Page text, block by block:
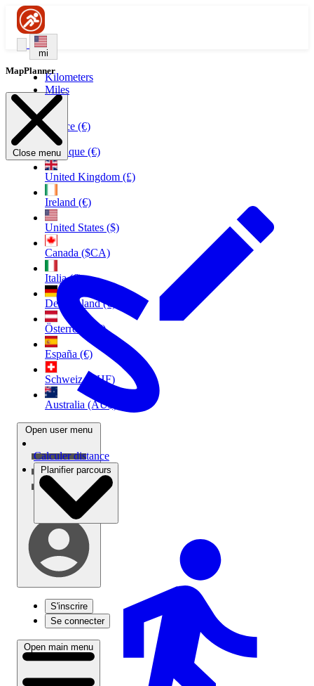
mi
Kilometers
Miles
France (€)
Belgique (€)
United Kingdom (£)
Ireland (€)
United States ($)
Canada ($CA)
Italia (€)
Deutschland (€)
Österreich (€)
España (€)
Schweiz (CHF)
Australia (AU$)
Open user menu
S'inscrire
Se connecter
Open main menu
MapPlanner
Close menu
Calculer distance
Planifier parcours